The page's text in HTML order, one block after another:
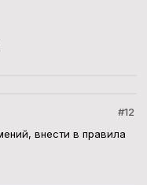
#12
внести в правила